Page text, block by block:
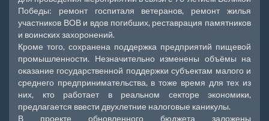
Победы: ремонт госпиталя ветеранов, ремонт жилья
участников ВОВ и вдов погибших, реставрация памятников
и воинских захоронений.
Кроме того, сохранена поддержка предприятий пищевой
промышленности. Незначительно изменены объёмы на
оказание государственной поддержки субъектам малого и
среднего предпринимательства, в тоже время для тех из
них, кто работает в реальном секторе экономики,
предлагается ввести двухлетние налоговые каникулы.
В проекте обновленного бюджета заложены